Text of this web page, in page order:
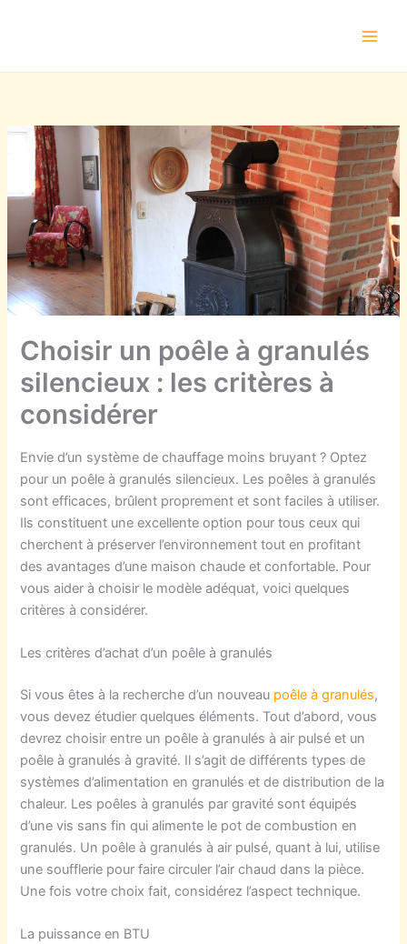
Choisir un poêle à granulés
silencieux : les critères à
considérer
‍Envie d’un système de chauffage moins bruyant ? Optez
pour un poêle à granulés silencieux. Les poêles à granulés
sont efficaces, brûlent proprement et sont faciles à utiliser.
Ils constituent une excellente option pour tous ceux qui
cherchent à préserver l’environnement tout en profitant
des avantages d’une maison chaude et confortable. Pour
vous aider à choisir le modèle adéquat, voici quelques
critères à considérer.
Les critères d’achat d’un poêle à granulés
Si vous êtes à la recherche d’un nouveau poêle à granulés,
vous devez étudier quelques éléments. Tout d’abord, vous
devrez choisir entre un poêle à granulés à air pulsé et un
poêle à granulés à gravité. Il s’agit de différents types de
systèmes d’alimentation en granulés et de distribution de la
chaleur. Les poêles à granulés par gravité sont équipés
d’une vis sans fin qui alimente le pot de combustion en
granulés. Un poêle à granulés à air pulsé, quant à lui, utilise
une soufflerie pour faire circuler l’air chaud dans la pièce.
Une fois votre choixfait, considérez l’aspect technique.
La puissance en BTU